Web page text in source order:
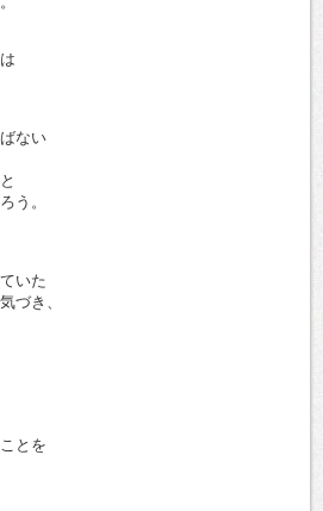
ない
う。
いた
づき、
とを